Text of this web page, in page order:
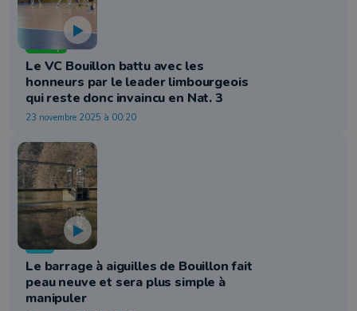
Volley
Le VC Bouillon battu avec les
honneurs par le leader limbourgeois
qui reste donc invaincu en Nat. 3
23 novembre 2025 à 00:20
Info
Le barrage à aiguilles de Bouillon fait
peau neuve et sera plus simple à
manipuler